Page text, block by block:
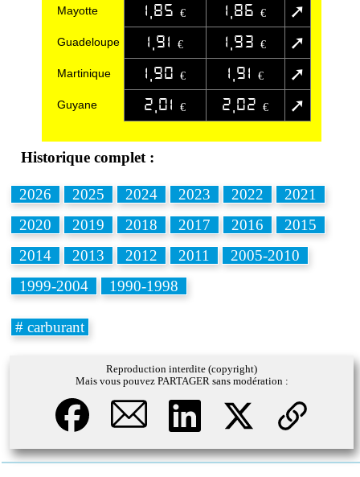
Mayotte 1,85 € 1,86 € ➚
Guadeloupe 1,91 € 1,93 € ➚
Martinique 1,90 € 1,91 € ➚
Guyane 2,01 € 2,02 € ➚
Historique complet :
2026 2025 2024 2023 2022
2021
2020
2019 2018 2017 2016
2015
2014
2013 2012 2011
2005-2010
1999-2004
1990-1998
# carburant
Reproduction interdite (copyright)
Mais vous pouvez PARTAGER sans modération :